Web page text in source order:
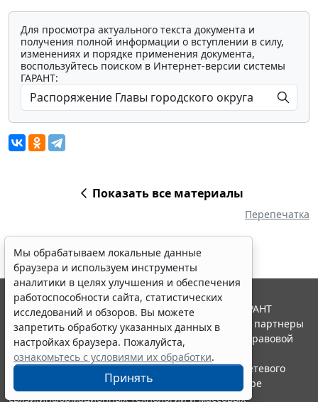
Для просмотра актуального текста документа и
получения полной информации о вступлении в силу,
изменениях и порядке применения документа,
воспользуйтесь поиском в Интернет-версии системы
ГАРАНТ:
Показать все материалы
Перепечатка
Мы обрабатываем локальные данные
браузера и используем инструменты
аналитики в целях улучшения и обеспечения
работоспособности сайта, статистических
исследований и обзоров. Вы можете
запретить обработку указанных данных в
настройках браузера. Пожалуйста,
ознакомьтесь с условиями их обработки.
Принять
© ООО "НПП "ГАРАНТ-СЕРВИС", 2026. Система ГАРАНТ
выпускается с 1990 года. Компания "Гарант" и ее партнеры
являются участниками Российской ассоциации правовой
информации ГАРАНТ.
Портал ГАРАНТ.РУ зарегистрирован в качестве сетевого
издания Федеральной службой по надзору в сфере
связи,информационных технологий и массовых